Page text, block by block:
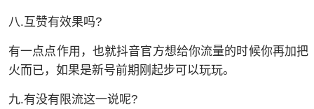
八.互赞有效果吗?
有一点点作用，也就抖音官方想给你流量的时候你再加把
火而已，如果是新号前期刚起步可以玩玩。
九.有没有限流这一说呢?